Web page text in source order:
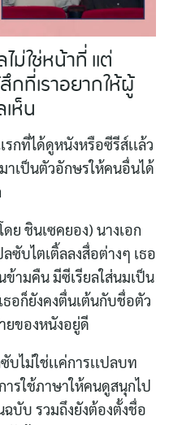
ม่ใช่หน้าที่ เเต่
ที่เราอยากให้ผู้
ห็น
กที่ได้ดูหนังหรือซีรีส์เเล้ว
าเป็นตัวอักษรให้คนอื่นได้
ดย ชินเซคยอง) นางเอก
ซับไตเติ้ลลงสื่อต่างๆ เธอ
ข้ามคืน มีซีเรียลใส่นมเป็น
ธอก็ยังคงตื่นเต้นกับชื่อตัว
ยของหนังอยู่ดี
ไม่ใช่เเค่การเเปลบท
รใช้ภาษาให้คนดูสนุกไป
ฉบับ รวมถึงยังต้องตั้งชื่อ